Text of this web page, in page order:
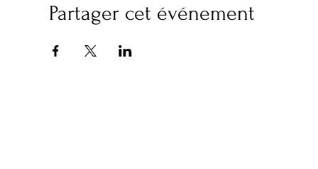
Partager cet événement